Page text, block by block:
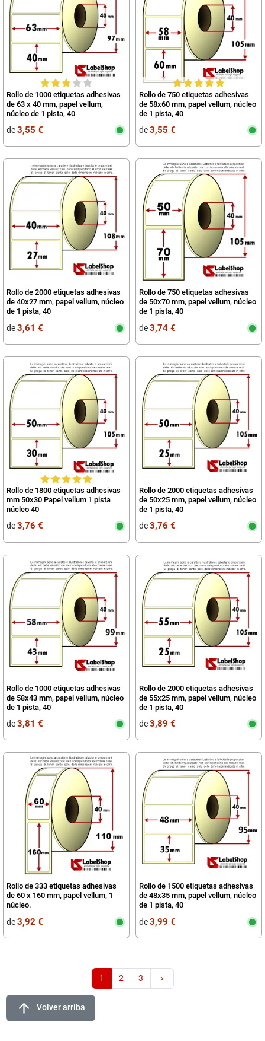
Rollo de 1000 etiquetas adhesivas
de 63 x 40 mm, papel vellum,
núcleo de 1 pista, 40
de3,55 €
Rollo de 750 etiquetas adhesivas
de 58x60 mm, papel vellum, núcleo
de 1 pista, 40
de3,55 €
Rollo de 2000 etiquetas adhesivas
de 40x27 mm, papel vellum, núcleo
de 1 pista, 40
de3,61 €
Rollo de 750 etiquetas adhesivas
de 50x70 mm, papel vellum, núcleo
de 1 pista, 40
de3,74 €
Rollo de 1800 etiquetas adhesivas
mm 50x30 Papel vellum 1 pista
núcleo 40
de3,76 €
Rollo de 2000 etiquetas adhesivas
de 50x25 mm, papel vellum, núcleo
de 1 pista, 40
de3,76 €
Rollo de 1000 etiquetas adhesivas
de 58x43 mm, papel vellum, núcleo
de 1 pista, 40
de3,81 €
Rollo de 2000 etiquetas adhesivas
de 55x25 mm, papel vellum, núcleo
de 1 pista, 40
de3,89 €
Rollo de 333 etiquetas adhesivas
de 60 x 160 mm, papel vellum, 1
núcleo.
de3,92 €
Rollo de 1500 etiquetas adhesivas
de 48x35 mm, papel vellum, núcleo
de 1 pista, 40
de3,99 €
1 2 3 keyboard_arrow_right
arrow_upward Volver arriba